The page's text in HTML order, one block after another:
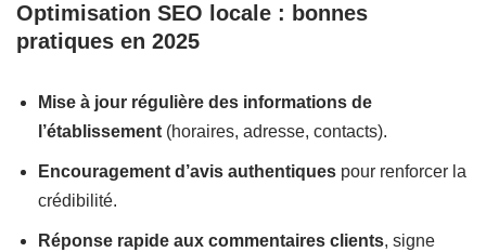
Optimisation SEO locale : bonnes
pratiques en 2025
Mise à jour régulière des informations de
l’établissement (horaires, adresse, contacts).
Encouragement d’avis authentiques pour renforcer la
crédibilité.
Réponse rapide aux commentaires clients, signe